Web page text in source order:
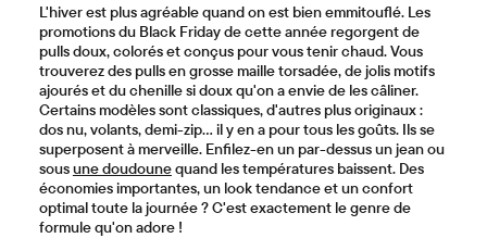
L'hiver est plus agréable quand on est bien emmitouflé. Les
promotions du Black Friday de cette année regorgent de
pulls doux, colorés et conçus pour vous tenir chaud. Vous
trouverez des pulls en grosse maille torsadée, de jolis motifs
ajourés et du chenille si doux qu'on a envie de les câliner.
Certains modèles sont classiques, d'autres plus originaux :
dos nu, volants, demi-zip… il y en a pour tous les goûts. Ils se
superposent à merveille. Enfilez-en un par-dessus un jean ou
sousune doudounequand les températures baissent. Des
économies importantes, un look tendance et un confort
optimal toute la journée ? C'est exactement le genre de
formule qu'on adore !